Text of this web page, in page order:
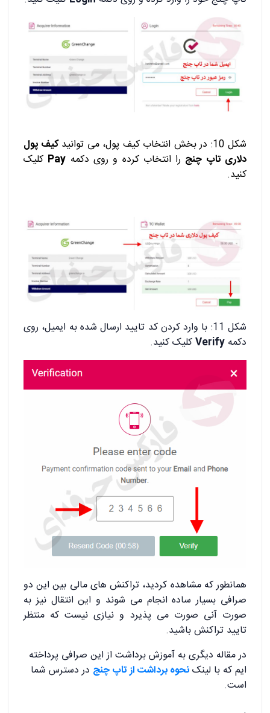
شکل 10: در بخش انتخاب کیف پول، می توانید
کیف پول
دلاری تاپ چنج را انتخاب کرده و روی دکمه Pay کلیک
کنید.
شکل 11: با وارد کردن کد تایید ارسال شده به ایمیل، روی
دکمه Verifyکلیک کنید.
همانطور که مشاهده کردید، تراکنش های مالی بین این دو
صرافی بسیار ساده انجام می شوند و این انتقال نیز به
صورت آنی صورت می پذیرد و نیازی نیست که منتظر
تایید تراکنش باشید.
در مقاله دیگری به آموزش برداشت از این صرافی پرداخته
ایم که با لینکنحوه برداشت از تاپ چنج در دسترس شما
است.